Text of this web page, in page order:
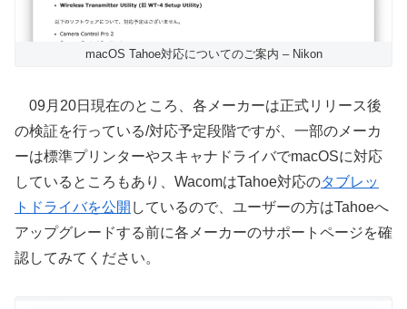
macOS Tahoe対応についてのご案内 – Nikon
09月20日現在のところ、各メーカーは正式リリース後
の検証を行っている/対応予定段階ですが、一部のメーカ
ーは標準プリンターやスキャナドライバでmacOSに対応
しているところもあり、WacomはTahoe対応のタブレッ
トドライバを公開 しているので、ユーザーの方はTahoeへ
アップグレードする前に各メーカーのサポートページを確
認してみてください。